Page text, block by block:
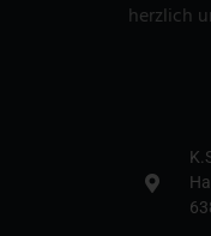
herzlich